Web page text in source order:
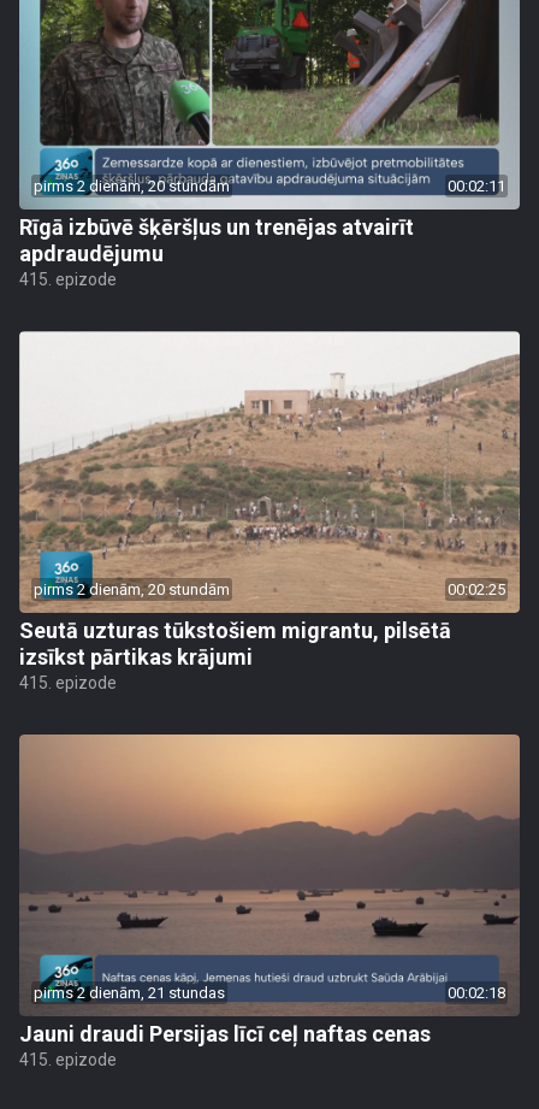
pirms 2 dienām, 20 stundām 00:02:11
Rīgā izbūvē šķēršļus un trenējas atvairīt
apdraudējumu
415. epizode
pirms 2 dienām, 20 stundām 00:02:25
Seutā uzturas tūkstošiem migrantu, pilsētā
izsīkst pārtikas krājumi
415. epizode
pirms 2 dienām, 21 stundas 00:02:18
Jauni draudi Persijas līcī ceļ naftas cenas
415. epizode